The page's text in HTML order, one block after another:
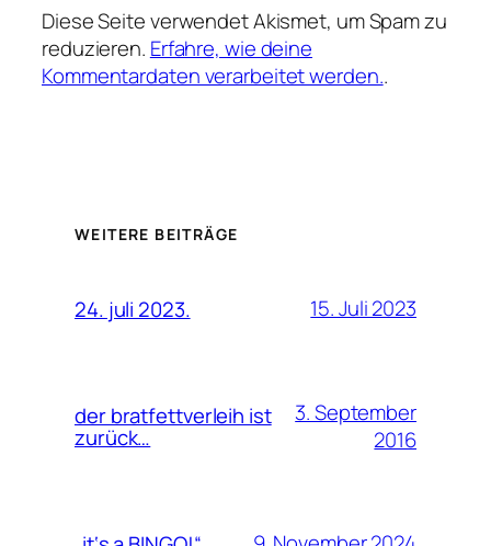
Diese Seite verwendet Akismet, um Spam zu
reduzieren. Erfahre, wie deine
Kommentardaten verarbeitet werden..
WEITERE BEITRÄGE
24. juli 2023. 15. Juli 2023
der bratfettverleih ist
zurück…
3. September
2016